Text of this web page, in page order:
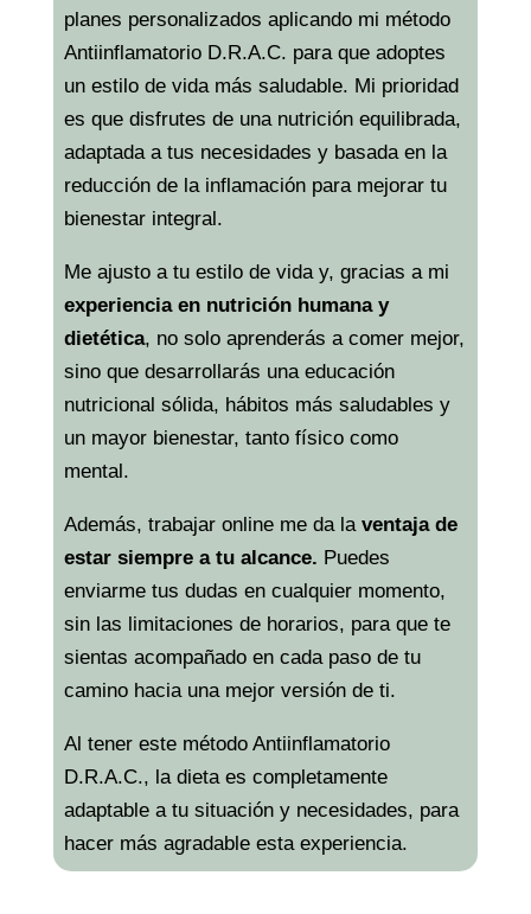
planes personalizados aplicando mi método
Antiinflamatorio D.R.A.C. para que adoptes
un estilo de vida más saludable. Mi prioridad
es que disfrutes de una nutrición equilibrada,
adaptada a tus necesidades y basada en la
reducción de la inflamación para mejorar tu
bienestar integral.
Me ajusto a tu estilo de vida y, gracias a mi
experiencia en nutrición humana y
dietética, no solo aprenderás a comer mejor,
sino que desarrollarás una educación
nutricional sólida, hábitos más saludables y
un mayor bienestar, tanto físico como
mental.
Además, trabajar online me da la ventaja de
estar siempre a tu alcance. Puedes
enviarme tus dudas en cualquier momento,
sin las limitaciones de horarios, para que te
sientas acompañado en cada paso de tu
camino hacia una mejor versión de ti.
Al tener este método Antiinflamatorio
D.R.A.C., la dieta es completamente
adaptable a tu situación y necesidades, para
hacer más agradable esta experiencia.